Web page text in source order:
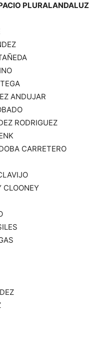
PLURALANDALUZ
ANDUJAR
RODRIGUEZ
CARRETERO
CLOONEY